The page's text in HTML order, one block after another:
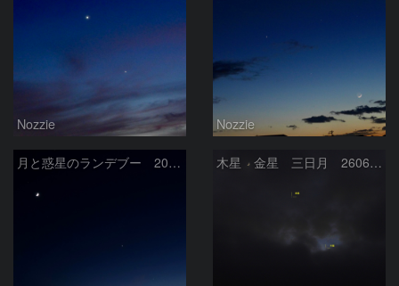
Nozzie Nozzie
月と惑星のランデブー 2026/06/19 木星 金星 三日月 260618